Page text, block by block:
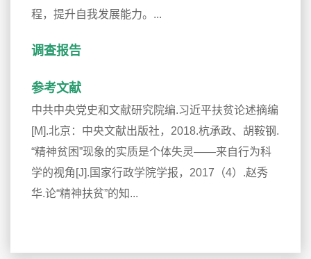
程，提升自我发展能力。...
调查报告
参考文献
中共中央党史和文献研究院编.习近平扶贫论述摘编
[M].北京：中央文献出版社，2018.杭承政、胡鞍钢.
“精神贫困”现象的实质是个体失灵——来自行为科
学的视角[J].国家行政学院学报，2017（4）.赵秀
华.论“精神扶贫”的知...